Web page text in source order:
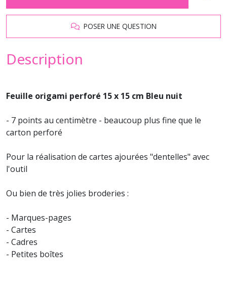
POSER UNE QUESTION
Description
Feuille origami perforé 15 x 15 cm Bleu nuit
- 7 points au centimètre - beaucoup plus fine que le
carton perforé
Pour la réalisation de cartes ajourées "dentelles" avec
l'outil
Ou bien de très jolies broderies :
- Marques-pages
- Cartes
- Cadres
- Petites boîtes